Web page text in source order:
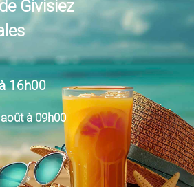
Givisiez
16h00
à 09h00